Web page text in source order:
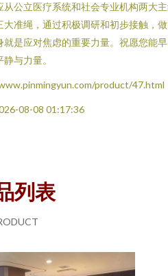
公立医疗系统和社会专业机构两大
大准绳，通过积极调研和初步接触，
是应对焦虑的重要力量。祝愿您能
与力量。
product/47.html
08-08 01:17:36
列表